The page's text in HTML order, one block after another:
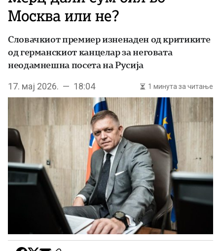
Москва или не?
Словачкиот премиер изненаден од критиките
од германскиот канцелар за неговата
неодамнешна посета на Русија
17. мај 2026. — 18:04 1 минута за читање